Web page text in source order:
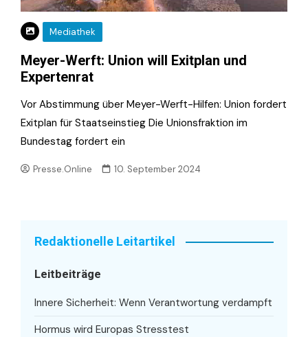
Mediathek
Meyer-Werft: Union will Exitplan und
Expertenrat
Vor Abstimmung über Meyer-Werft-Hilfen: Union fordert
Exitplan für Staatseinstieg Die Unionsfraktion im
Bundestag fordert ein
Presse.Online 10. September 2024
Redaktionelle Leitartikel
Leitbeiträge
Innere Sicherheit: Wenn Verantwortung verdampft
Hormus wird Europas Stresstest